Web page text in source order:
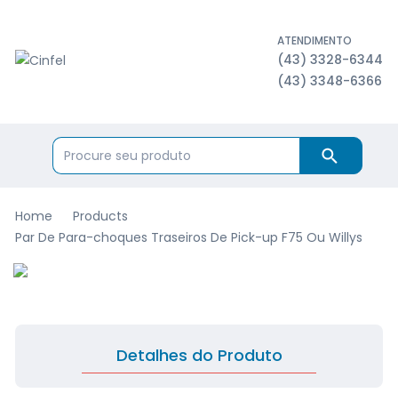
ATENDIMENTO
(43) 3328-6344
(43) 3348-6366
Home
Products
Par De Para-choques Traseiros De Pick-up F75 Ou Willys
Detalhes do Produto